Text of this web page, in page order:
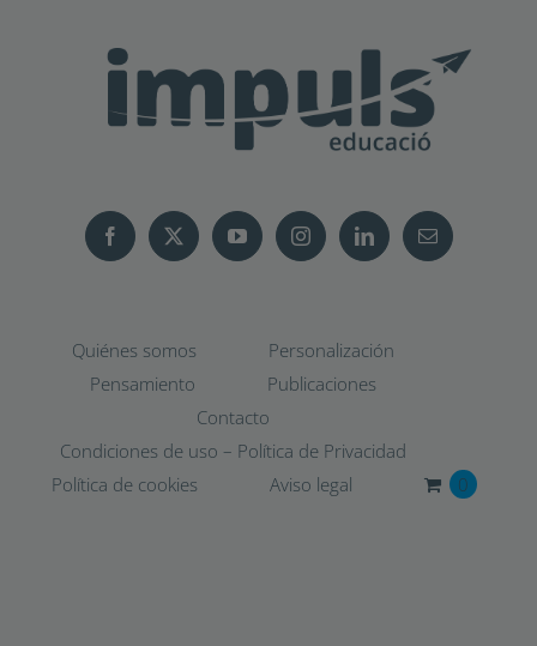
Quiénes somos
Personalización
Pensamiento
Publicaciones
Contacto
Condiciones de uso – Política de Privacidad
Política de cookies
Aviso legal 0